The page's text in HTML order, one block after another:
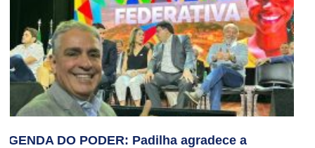
AGENDA DO PODER: Padilha agradece a